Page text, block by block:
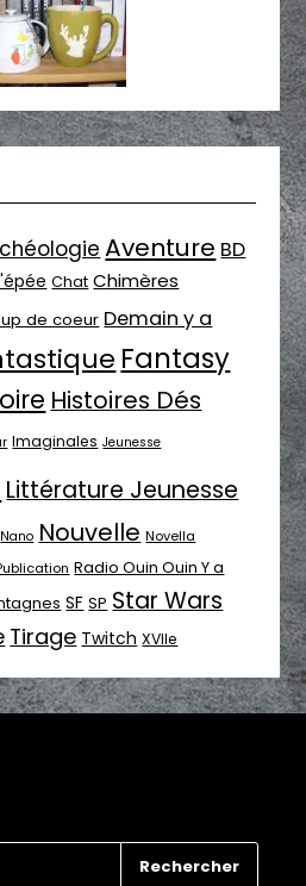
Aventure BD
Chat Chimères
de coeur Demain y a
Fantasy
Histoires Dés
Imaginales Jeunesse
Littérature Jeunesse
Nano Nouvelle Novella
Radio Ouin Ouin Y a
SF SP Star Wars
Tirage Twitch XVIIe